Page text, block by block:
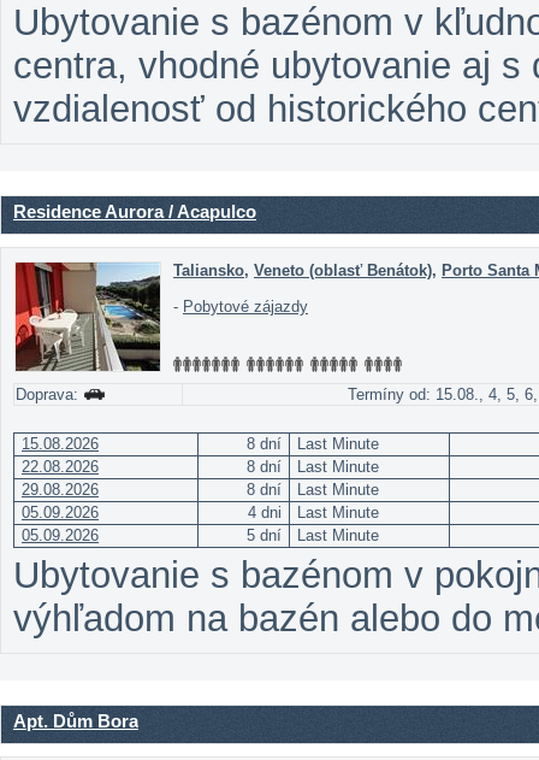
Ubytovanie s bazénom v
centra, vhodné ubytovanie aj
vzdialenosť od historického
Residence Aurora / Acapulco
Taliansko, Veneto (oblasť Benátok), Porto Santa
- Pobytové zájazdy
Doprava: Termíny od: 15.08., 4, 5,
15.08.2026 8 dní
Last Minute
22.08.2026
8 dní
Last Minute
29.08.2026
8 dní
Last Minute
05.09.2026
4 dni
Last Minute
05.09.2026
5 dní Last Minute
Ubytovanie s bazénom v
výhľadom na bazén alebo do
Apt. Dům Bora